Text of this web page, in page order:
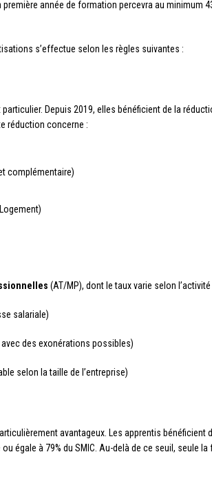
année de formation percevra au minimum
s’effectue selon les règles suivantes :
particulier. Depuis 2019, elles bénéficient de la
réduction concerne :
complémentaire)
(AT/MP), dont le taux varie selon
salariale)
des exonérations possibles)
selon la taille de l’entreprise)
avantageux. Les apprentis
égale à 79% du SMIC. Au-delà de ce seuil, seule